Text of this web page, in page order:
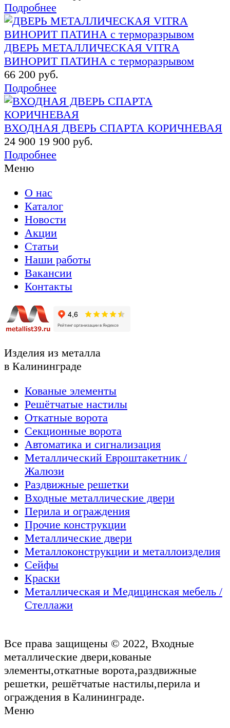
Подробнее
ДВЕРЬ МЕТАЛЛИЧЕСКАЯ VITRA
ВИНОРИТ ПАТИНА с терморазрывом
66 200 руб.
Подробнее
ВХОДНАЯ ДВЕРЬ СПАРТА КОРИЧНЕВАЯ
24 900 19 900 руб.
Подробнее
Меню
О нас
Каталог
Новости
Акции
Статьи
Наши работы
Вакансии
Контакты
Изделия из металла
в Калининграде
Кованые элементы
Решётчатые настилы
Откатные ворота
Секционные ворота
Автоматика и сигнализация
Металлический Евроштакетник /
Жалюзи
Раздвижные решетки
Входные металлические двери
Перила и ограждения
Прочие конструкции
Металлические двери
Металлоконструкции и металлоизделия
Сейфы
Краски
Металлическая и Медицинская мебель /
Стеллажи
Все права защищены © 2022, Входные
металлические двери,кованые
элементы,откатные ворота,раздвижные
решетки, решётчатые настилы,перила и
ограждения в Калининграде.
Меню